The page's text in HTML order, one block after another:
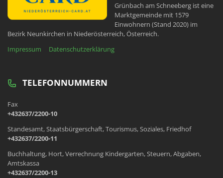
Grünbach am Schneeberg ist eine
Marktgemeinde mit 1579
Einwohnern (Stand 2020) im
Bezirk Neunkirchen in Niederösterreich, Österreich.
Impressum
Datenschutzerklärung
TELEFONNUMMERN
Fax
+432637/2200-10
Standesamt, Staatsbürgerschaft, Tourismus, Soziales, Friedhof
+432637/2200-11
Buchhaltung, Hort, Verrechnung Kindergarten, Steuern, Abgaben,
Amtskassa
+432637/2200-13